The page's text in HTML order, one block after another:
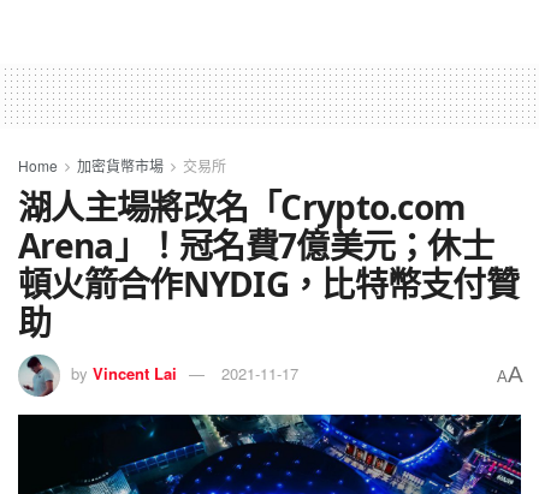
Home 加密貨幣市場 交易所
湖人主場將改名「Crypto.com
Arena」！冠名費7億美元；休士
頓火箭合作NYDIG，比特幣支付贊
助
by Vincent Lai 2021-11-17 AA